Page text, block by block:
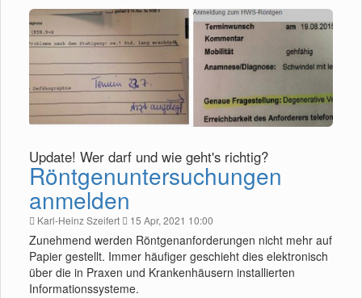
Update! Wer darf und wie geht's richtig?
Röntgenuntersuchungen
anmelden
Karl-Heinz Szeifert 15 Apr, 2021 10:00
Zunehmend werden Röntgenanforderungen nicht mehr auf
Papier gestellt. Immer häufiger geschieht dies elektronisch
über die in Praxen und Krankenhäusern installierten
Informationssysteme.